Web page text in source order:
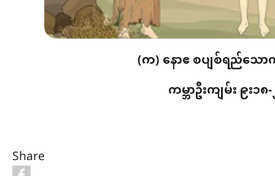
(က) နောဧ စပျစ်ရည်သော
ကမ္ဘာဦးကျမ်း ၉း၁၈
Share